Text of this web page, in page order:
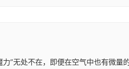
”无处不在，即便在空气中也有微量